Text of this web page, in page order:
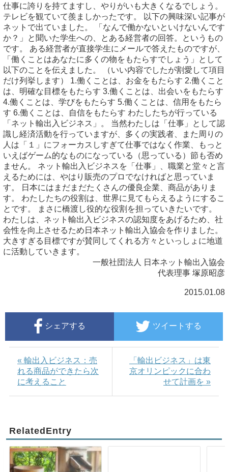
仕事に誇りを持てますし、やりがいも大きくなるでしょう。
テレビを観ていて羨ましかったです。 以下の興味深い記事が
ネットで出ていました。 「なんで働かないといけないんです
か？」と聞いた学生への、とある経営者の回答。というもの
です。 ある経営者が直接学生にメールで答えたものですが、
「働くことはあなたに多くの物をもたらすでしょう」として
以下のことを伝えました。 （いい内容でしたが割愛して項目
だけ列挙します） 1.働くことは、お金をもたらす 2.働くこと
は、明確な目標をもたらす 3.働くことは、出会いをもたらす
4.働くことは、学びをもたらす 5.働くことは、信用をもたら
す 6.働くことは、自信をもたらす わたしたちが行っている
「ネット輸出入ビジネス」。 当然わたしは「仕事」として認
識し経済活動を行っていますが、多くの実践者、また周りの
人は「１」にフォーカスしすぎて仕事ではなく作業、もっと
いえばゲーム的なものになっている（思っている）節も否め
ません。 ネット輸出入ビジネスを「仕事」、職業と堂々と言
えるためには、やはり販売のプロでなければと思っていま
す。 日本にはまだまだたくさんの優良企業、商品がありま
す。 わたしたちの役割は、世界に見てもらえるようにするこ
とです。 まさに橋渡し役的な役割を担っていきたいです。
わたしは、ネット輸出入ビジネスの認知度をあげるため、社
会性を向上させるため日本ネット輸出入協会を作りました。
大きすぎる目標ですが賛同してくれる方々といっしょに地道
に活動していきます。
一般社団法人 日本ネット輸出入協会
代表理事 塚原昭彦
2015.01.08
シェアする ツイートする
« 輸出入ビジネス：売
れる商品ができたら次
に考えること
「輸出ビジネス」は東
京オリンピックに合わ
せて計画を »
RelatedEntry